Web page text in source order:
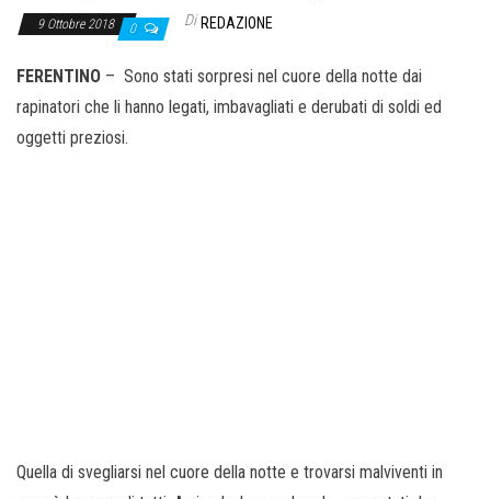
9 Ottobre 2018 0 Di REDAZIONE
FERENTINO – Sono stati sorpresi nel cuore della notte dai
rapinatori che li hanno legati, imbavagliati e derubati di soldi ed
oggetti preziosi.
Quella di svegliarsi nel cuore della notte e trovarsi malviventi in